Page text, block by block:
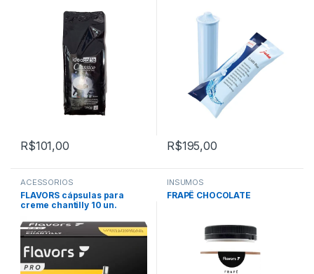
R$101,00 R$195,00
ACESSÓRIOS
FLAVORS cápsulas para
creme chantilly 10 un.
INSUMOS
FRAPÊ CHOCOLATE